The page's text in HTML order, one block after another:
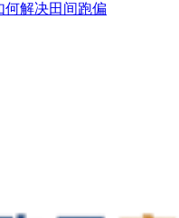
何解决田间跑偏